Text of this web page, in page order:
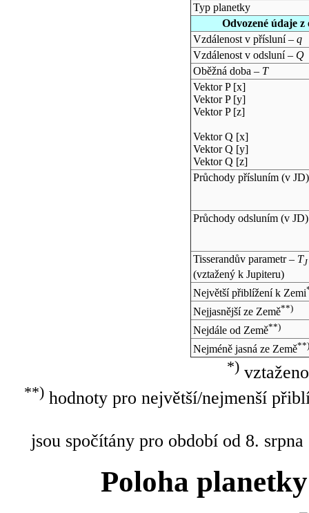
Typ planetky
Odvozené údaje
Vzdálenost v přísluní – q
Vzdálenost v odsluní – Q
Oběžná doba – T
Vektor P [x]
Vektor P [y]
Vektor P [z]
Vektor Q [x]
Vektor Q [y]
Vektor Q [z]
Průchody přísluním (v JD)
Průchody odsluním (v JD)
Tisserandův parametr – TJ
(vztažený k Jupiteru)
Největší přiblížení k Zemi
Nejjasnější ze Země**)
Nejdále od Země**)
Nejméně jasná ze Země**)
*)
**)hodnoty pro největší/nejmenší
jsou spočítány pro období od 8.
Poloha